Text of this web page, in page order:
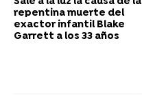
repentina muerte del
exactor infantil Blake
Garrett a los 33 años